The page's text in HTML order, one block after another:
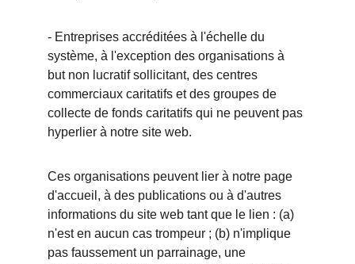
- Entreprises accréditées à l'échelle du
système, à l'exception des organisations à
but non lucratif sollicitant, des centres
commerciaux caritatifs et des groupes de
collecte de fonds caritatifs qui ne peuvent pas
hyperlier à notre site web.
Ces organisations peuvent lier à notre page
d'accueil, à des publications ou à d'autres
informations du site web tant que le lien : (a)
n'est en aucun cas trompeur ; (b) n'implique
pas faussement un parrainage, une